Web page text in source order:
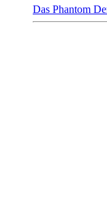
Das Phantom